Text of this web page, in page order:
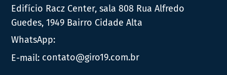
Edifício Racz Center, sala 808 Rua Alfredo
Guedes, 1949 Bairro Cidade Alta
WhatsApp:
E-mail: contato@giro19.com.br